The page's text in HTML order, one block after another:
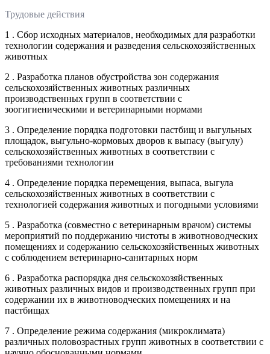
Трудовые действия
1 . Сбор исходных материалов, необходимых для разработки
технологии содержания и разведения сельскохозяйственных
животных
2 . Разработка планов обустройства зон содержания
сельскохозяйственных животных различных
производственных групп в соответствии с
зоогигиеническими и ветеринарными нормами
3 . Определение порядка подготовки пастбищ и выгульных
площадок, выгульно-кормовых дворов к выпасу (выгулу)
сельскохозяйственных животных в соответствии с
требованиями технологии
4 . Определение порядка перемещения, выпаса, выгула
сельскохозяйственных животных в соответствии с
технологией содержания животных и погодными условиями
5 . Разработка (совместно с ветеринарным врачом) системы
мероприятий по поддержанию чистоты в животноводческих
помещениях и содержанию сельскохозяйственных животных
с соблюдением ветеринарно-санитарных норм
6 . Разработка распорядка дня сельскохозяйственных
животных различных видов и производственных групп при
содержании их в животноводческих помещениях и на
пастбищах
7 . Определение режима содержания (микроклимата)
различных половозрастных групп животных в соответствии с